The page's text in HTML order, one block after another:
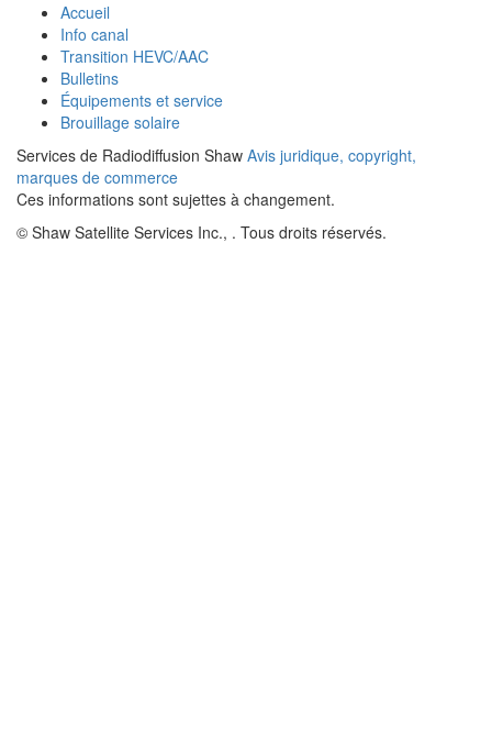
Accueil
Info canal
Transition HEVC/AAC
Bulletins
Équipements et service
Brouillage solaire
Services de Radiodiffusion Shaw Avis juridique, copyright,
marques de commerce
Ces informations sont sujettes à changement.
© Shaw Satellite Services Inc., . Tous droits réservés.